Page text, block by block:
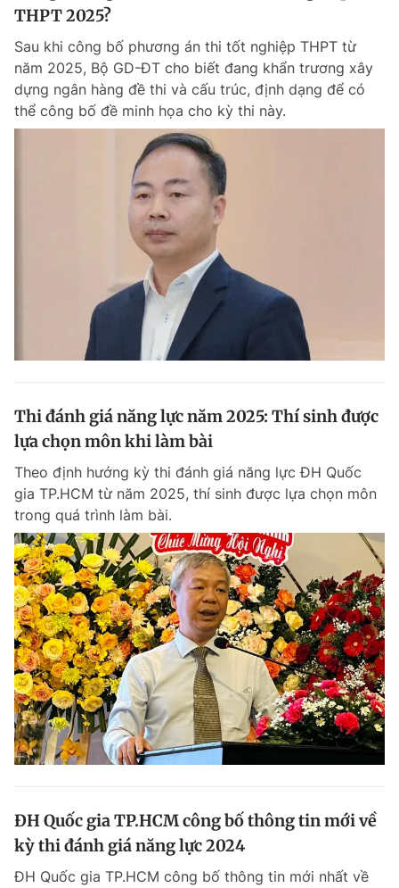
THPT 2025?
Sau khi công bố phương án thi tốt nghiệp THPT từ
năm 2025, Bộ GD-ĐT cho biết đang khẩn trương xây
dựng ngân hàng đề thi và cấu trúc, định dạng để có
thể công bố đề minh họa cho kỳ thi này.
Thi đánh giá năng lực năm 2025: Thí sinh được
lựa chọn môn khi làm bài
Theo định hướng kỳ thi đánh giá năng lực ĐH Quốc
gia TP.HCM từ năm 2025, thí sinh được lựa chọn môn
trong quá trình làm bài.
ĐH Quốc gia TP.HCM công bố thông tin mới về
kỳ thi đánh giá năng lực 2024
ĐH Quốc gia TP.HCM công bố thông tin mới nhất về